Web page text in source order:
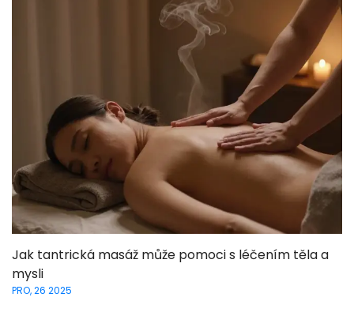
Jak tantrická masáž může pomoci s léčením těla a
mysli
PRO, 26 2025